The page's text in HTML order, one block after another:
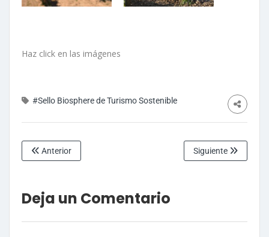
Haz click en las imágenes
#Sello Biosphere de Turismo Sostenible
Anterior Siguiente
Deja un Comentario